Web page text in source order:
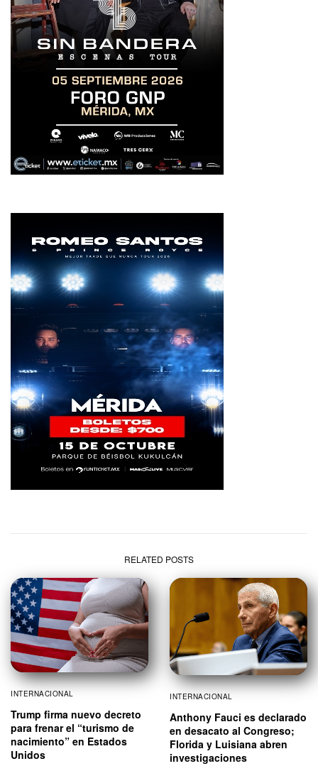
RELATED POSTS
INTERNACIONAL
Trump firma nuevo decreto
para frenar el “turismo de
nacimiento” en Estados
Unidos
INTERNACIONAL
Anthony Fauci es declarado
en desacato al Congreso;
Florida y Luisiana abren
investigaciones